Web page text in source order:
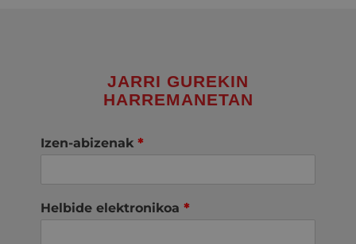
JARRI GUREKIN
HARREMANETAN
Izen-abizenak *
Helbide elektronikoa *